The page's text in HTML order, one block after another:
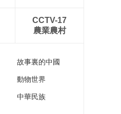
CCTV-17
農業農村
故事裏的中國
動物世界
中華民族